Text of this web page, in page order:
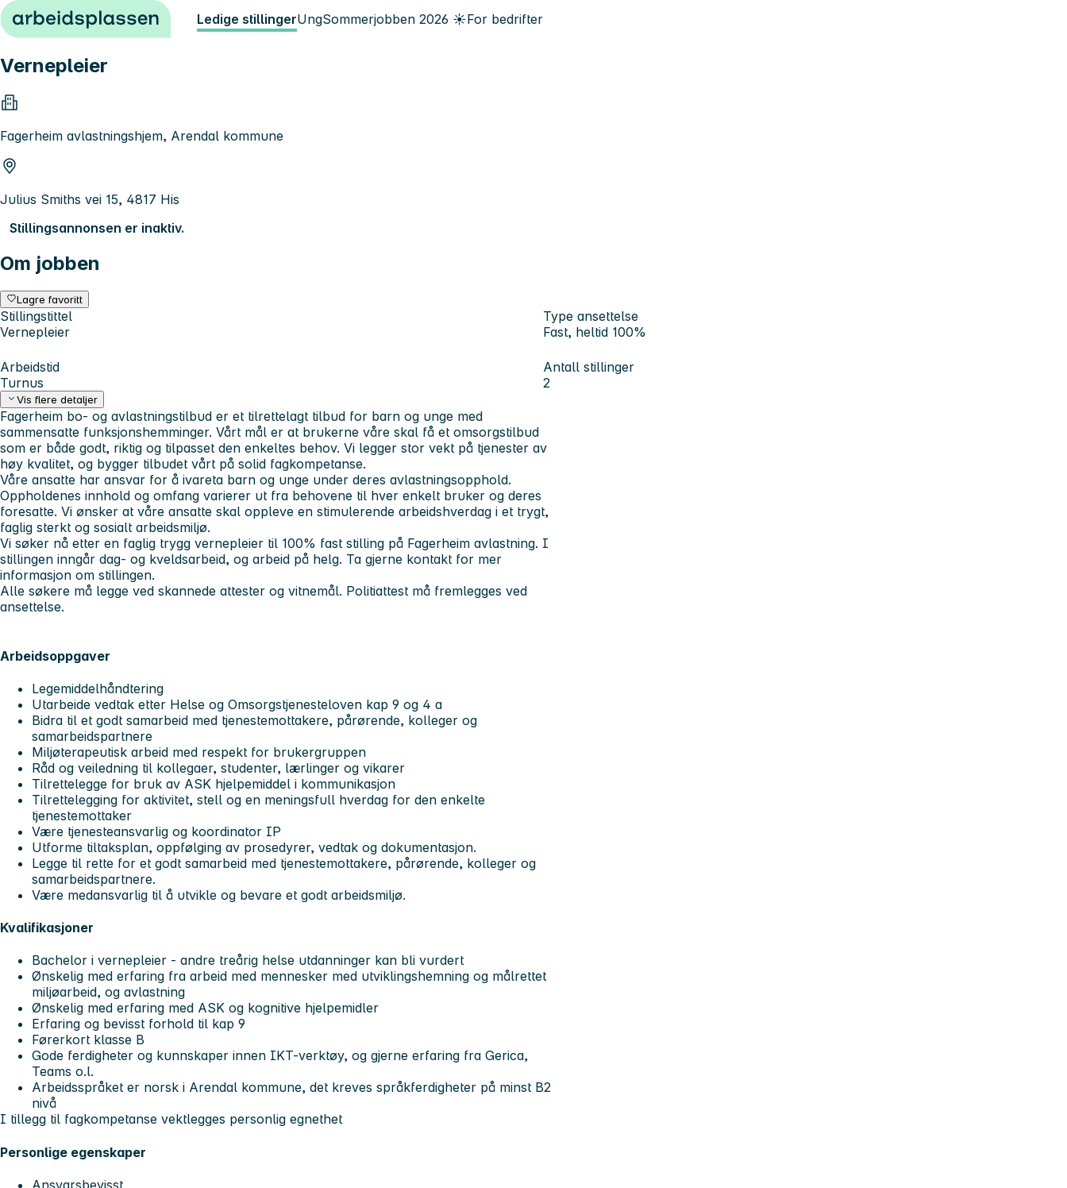
Hopp til innhold Ledige stillingerUngSommerjobben 2026 ☀️For bedrifter
Vernepleier
Fagerheim avlastningshjem, Arendal kommune
Julius Smiths vei 15, 4817 His
Stillingsannonsen er inaktiv.
Om jobben
Lagre favoritt
Stillingstittel
Vernepleier
Type ansettelse
Fast, heltid 100%
Arbeidstid
Turnus
Antall stillinger
2
Vis flere detaljer
Fagerheim bo- og avlastningstilbud er et tilrettelagt tilbud for barn og unge med
sammensatte funksjonshemminger. Vårt mål er at brukerne våre skal få et omsorgstilbud
som er både godt, riktig og tilpasset den enkeltes behov. Vi legger stor vekt på tjenester av
høy kvalitet, og bygger tilbudet vårt på solid fagkompetanse.
Våre ansatte har ansvar for å ivareta barn og unge under deres avlastningsopphold.
Oppholdenes innhold og omfang varierer ut fra behovene til hver enkelt bruker og deres
foresatte. Vi ønsker at våre ansatte skal oppleve en stimulerende arbeidshverdag i et trygt,
faglig sterkt og sosialt arbeidsmiljø.
Vi søker nå etter en faglig trygg vernepleier til 100% fast stilling på Fagerheim avlastning. I
stillingen inngår dag- og kveldsarbeid, og arbeid på helg. Ta gjerne kontakt for mer
informasjon om stillingen.
Alle søkere må legge ved skannede attester og vitnemål. Politiattest må fremlegges ved
ansettelse.
Arbeidsoppgaver
Legemiddelhåndtering
Utarbeide vedtak etter Helse og Omsorgstjenesteloven kap 9 og 4 a
Bidra til et godt samarbeid med tjenestemottakere, pårørende, kolleger og
samarbeidspartnere
Miljøterapeutisk arbeid med respekt for brukergruppen
Råd og veiledning til kollegaer, studenter, lærlinger og vikarer
Tilrettelegge for bruk av ASK hjelpemiddel i kommunikasjon
Tilrettelegging for aktivitet, stell og en meningsfull hverdag for den enkelte
tjenestemottaker
Være tjenesteansvarlig og koordinator IP
Utforme tiltaksplan, oppfølging av prosedyrer, vedtak og dokumentasjon.
Legge til rette for et godt samarbeid med tjenestemottakere, pårørende, kolleger og
samarbeidspartnere.
Være medansvarlig til å utvikle og bevare et godt arbeidsmiljø.
Kvalifikasjoner
Bachelor i vernepleier - andre treårig helse utdanninger kan bli vurdert
Ønskelig med erfaring fra arbeid med mennesker med utviklingshemning og målrettet
miljøarbeid, og avlastning
Ønskelig med erfaring med ASK og kognitive hjelpemidler
Erfaring og bevisst forhold til kap 9
Førerkort klasse B
Gode ferdigheter og kunnskaper innen IKT-verktøy, og gjerne erfaring fra Gerica,
Teams o.l.
Arbeidsspråket er norsk i Arendal kommune, det kreves språkferdigheter på minst B2
nivå
I tillegg til fagkompetanse vektlegges personlig egnethet
Personlige egenskaper
Ansvarsbevisst